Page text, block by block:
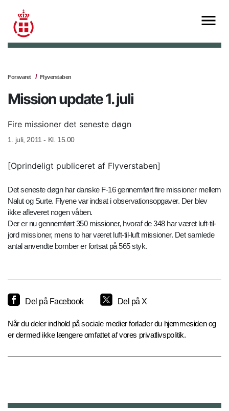
Forsvaret Flyverstaben
Mission update 1. juli
Fire missioner det seneste døgn
1. juli, 2011 - Kl. 15.00
[Oprindeligt publiceret af Flyverstaben]
Det seneste døgn har danske F-16 gennemført fire missioner mellem
Nalut og Surte. Flyene var indsat i observationsopgaver. Der blev
ikke afleveret nogen våben.
Der er nu gennemført 350 missioner, hvoraf de 348 har været luft-til-
jord missioner, mens to har været luft-til-luft missioner. Det samlede
antal anvendte bomber er fortsat på 565 styk.
Del på Facebook Del på X
Når du deler indhold på sociale medier forlader du hjemmesiden og
er dermed ikke længere omfattet af vores privatlivspolitik.